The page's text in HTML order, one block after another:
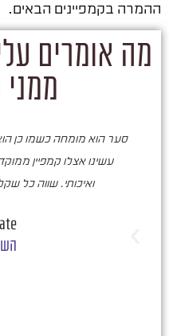
ההמרה בקמפיינים הבאים.
מה אומרים
סער הוא מומחה כשמו כן
עשינו אצלו קמפיין
ואיכותי. שווה כל